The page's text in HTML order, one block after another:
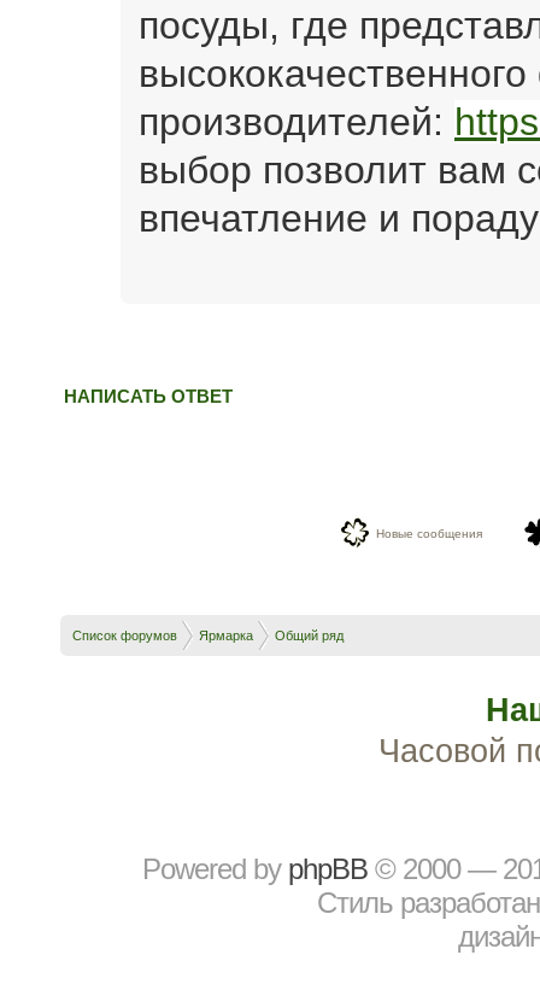
посуды, где
производителей:
выбор позволит вам
впечатление и
НАПИСАТЬ ОТВЕТ
Новые сообщения
Список форумов Ярмарка Общий ряд
Часовой
Powered by рhрBВ © 2000 —
Стиль